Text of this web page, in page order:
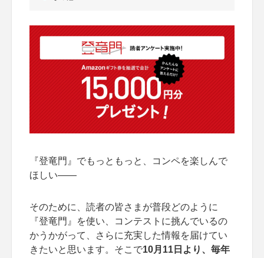
『登竜門』でもっともっと、コンペを楽しんで
ほしい――
そのために、読者の皆さまが普段どのように
『登竜門』を使い、コンテストに挑んでいるの
かうかがって、さらに充実した情報を届けてい
きたいと思います。そこで10月11日より、毎年